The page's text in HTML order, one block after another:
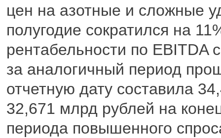
цен на азотные и сложные
полугодие сократился на
рентабельности по EBITDA
за аналогичный период
отчетную дату составила
32,671 млрд рублей на
периода повышенного